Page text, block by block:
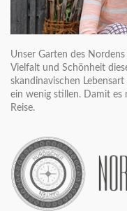
Unser Garten des
Vielfalt und Schönheit
skandinavischen
ein wenig stillen. Damit es
Reise.